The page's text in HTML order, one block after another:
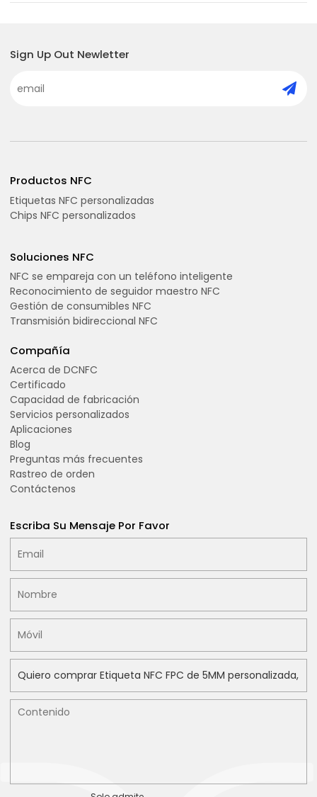
Sign Up Out Newletter
Productos NFC
Etiquetas NFC personalizadas
Chips NFC personalizados
Soluciones NFC
NFC se empareja con un teléfono inteligente
Reconocimiento de seguidor maestro NFC
Gestión de consumibles NFC
Transmisión bidireccional NFC
Compañía
Acerca de DCNFC
Certificado
Capacidad de fabricación
Servicios personalizados
Aplicaciones
Blog
Preguntas más frecuentes
Rastreo de orden
Contáctenos
Escriba Su Mensaje Por Favor